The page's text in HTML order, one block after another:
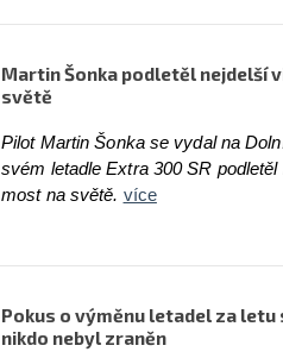
Martin Šonka podletěl nejdelší
světě
Pilot Martin Šonka se vydal na
svém letadle Extra 300 SR
most na světě. více
Pokus o výměnu letadel za letu
nikdo nebyl zraněn